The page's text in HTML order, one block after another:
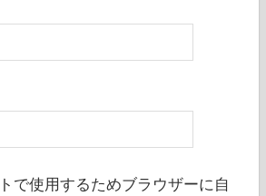
で使用するためブラウザーに自